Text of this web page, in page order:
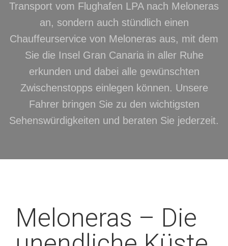
Transport vom Flughafen LPA nach Meloneras
an, sondern auch stündlich einen
Chauffeurservice von Meloneras aus, mit dem
Sie die Insel Gran Canaria in aller Ruhe
erkunden und dabei alle gewünschten
Zwischenstopps einlegen können. Unsere
Fahrer bringen Sie zu den wichtigsten
Sehenswürdigkeiten und beraten Sie jederzeit.
Meloneras – Die